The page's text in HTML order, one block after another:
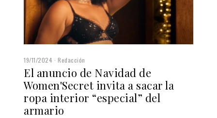
19/11/2024 Redacción
El anuncio de Navidad de
Women'Secret invita a sacar la
ropa interior “especial” del
armario